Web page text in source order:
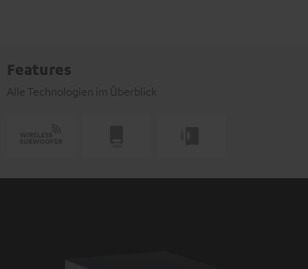
Features
Alle Technologien im Überblick